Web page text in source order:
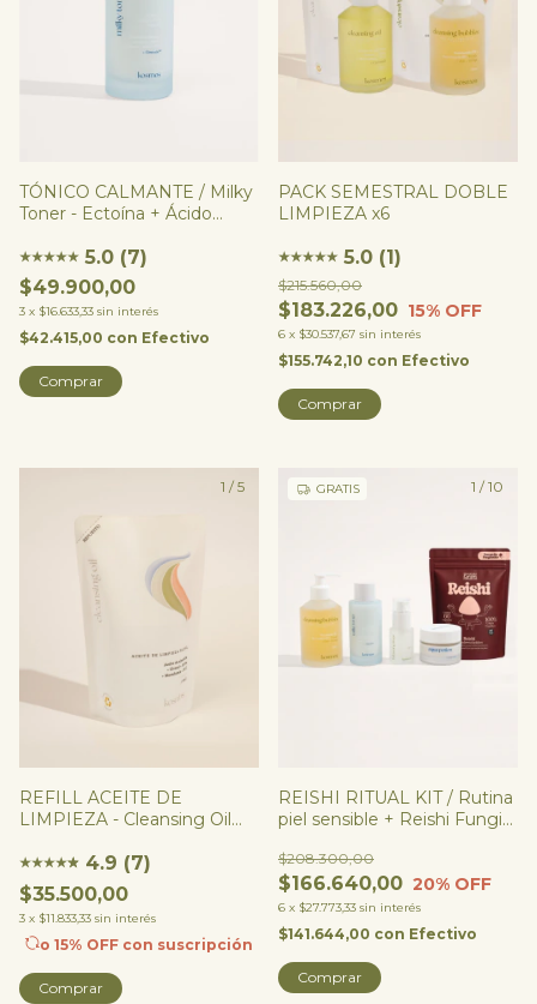
TÓNICO CALMANTE / Milky
Toner - Ectoína + Ácido
★★★★★ 5.0 (7)
$49.900,00
3 x $16.633,33 sin interés
$42.415,00 con Efectivo
PACK SEMESTRAL DOBLE
LIMPIEZA x6
★★★★★ 5.0 (1)
$183.226,00
$215.560,00
15% OFF
6 x $30.537,67 sin interés
$155.742,10 con Efectivo
Comprar
1 /5
REFILL ACEITE DE
LIMPIEZA - Cleansing Oil
★★★★★
★ 4.9 (7)
$35.500,00
3 x $11.833,33 sin interés
o 15% OFF con suscripción
Comprar
1 /10
GRATIS
REISHI RITUAL KIT / Rutina
piel sensible + Reishi Fungi
$166.640,00
$208.300,00
20% OFF
6 x $27.773,33 sin interés
$141.644,00 con Efectivo
Comprar